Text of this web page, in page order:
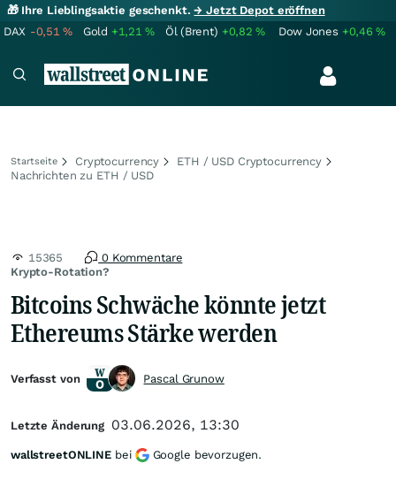
🎁 Ihre Lieblingsaktie geschenkt.→ Jetzt Depot eröffnen
DAX -0,51% Gold +1,21% Öl (Brent) +0,82% Dow Jones +0,46%
Startseite Cryptocurrency
ETH / USD Cryptocurrency
Nachrichten zu ETH / USD
Krypto-Rotation?
15365 0 Kommentare
Bitcoins Schwäche könnte jetzt
Ethereums Stärke werden
Verfasst von Pascal Grunow
Letzte Änderung 03.06.2026, 13:30
wallstreetONLINE bei Google bevorzugen.